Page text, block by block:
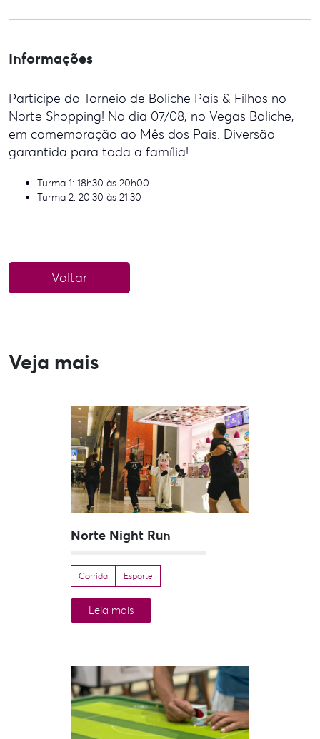
Informações
Participe do Torneio de Boliche Pais & Filhos no
Norte Shopping! No dia 07/08, no Vegas Boliche,
em comemoração ao Mês dos Pais. Diversão
garantida para toda a família!
Turma 1: 18h30 às 20h00
Turma 2: 20:30 às 21:30
Voltar
Veja mais
Norte Night Run
Corrida Esporte
Leia mais